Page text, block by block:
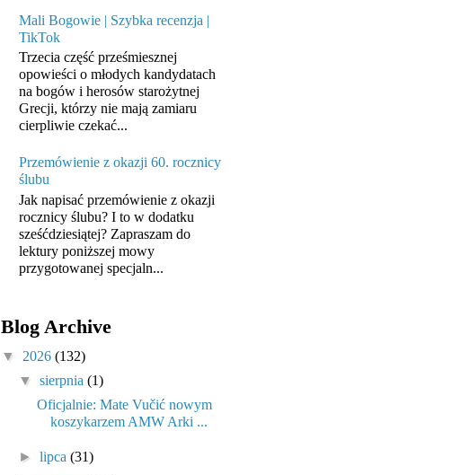
Mali Bogowie | Szybka recenzja |
TikTok
Trzecia część prześmiesznej
opowieści o młodych kandydatach
na bogów i herosów starożytnej
Grecji, którzy nie mają zamiaru
cierpliwie czekać...
Przemówienie z okazji 60. rocznicy
ślubu
Jak napisać przemówienie z okazji
rocznicy ślubu? I to w dodatku
sześćdziesiątej? Zapraszam do
lektury poniższej mowy
przygotowanej specjaln...
Blog Archive
▼ 2026 (132)
▼sierpnia(1)
Oficjalnie: Mate Vučić nowym
koszykarzem AMW Arki ...
►lipca(31)